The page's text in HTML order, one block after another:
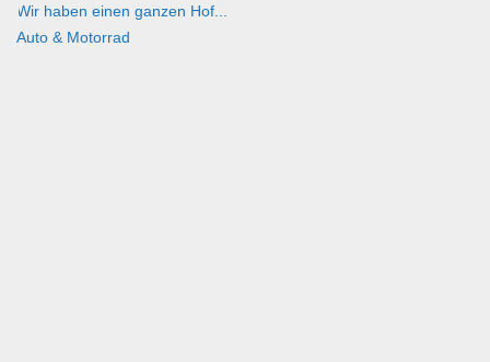
Wir haben einen ganzen Hof...
Auto & Motorrad